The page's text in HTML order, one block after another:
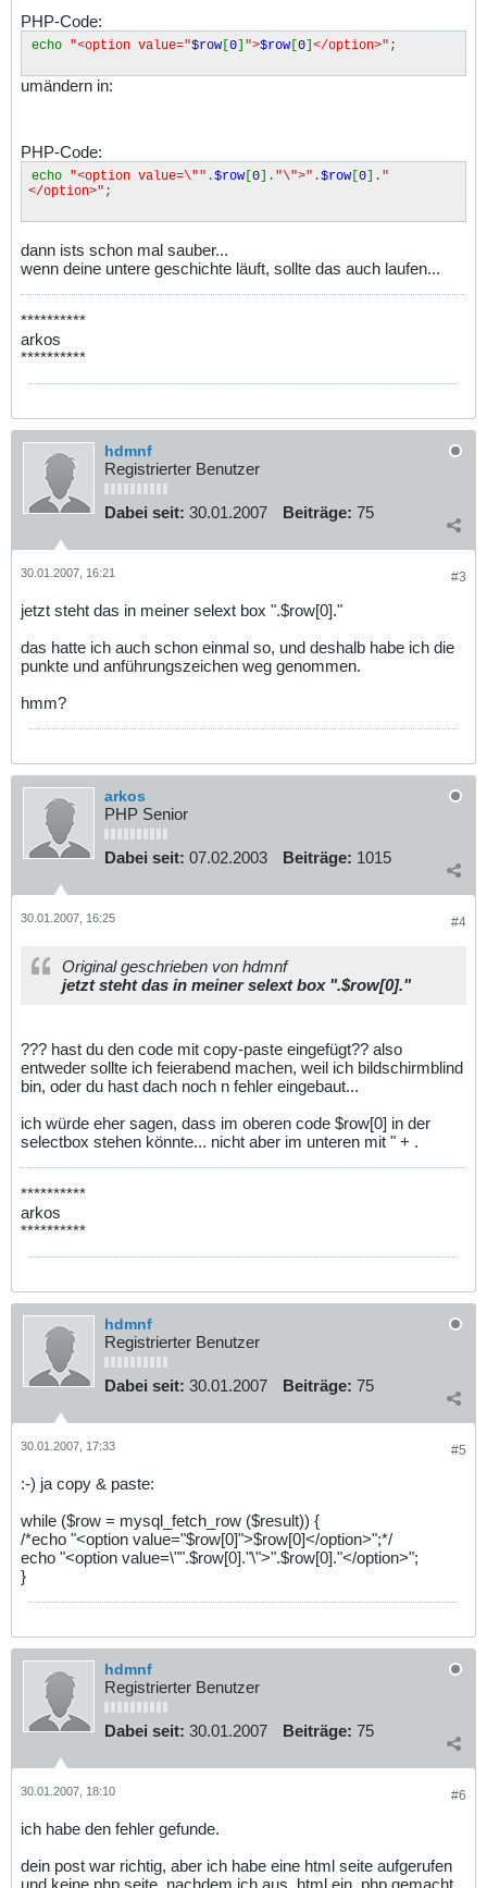
PHP-Code:
echo "<option value="$row [0] ">$row [0] </option>" ;
umändern in:
PHP-Code:
echo "<option value=\"" .$row [0]. "\">" .$row [0]. "
</option>" ;
dann ists schon mal sauber...
wenn deine untere geschichte läuft, sollte das auch laufen...
**********
arkos
**********
hdmnf
Registrierter Benutzer
Dabei seit: 30.01.2007 Beiträge: 75
#3
30.01.2007, 16:21
jetzt steht das in meiner selext box ".$row[0]."
das hatte ich auch schon einmal so, und deshalb habe ich die
punkte und anführungszeichen weg genommen.
hmm?
arkos
PHP Senior
Dabei seit: 07.02.2003 Beiträge: 1015
#4
30.01.2007, 16:25
Original geschrieben von hdmnf
jetzt steht das in meiner selext box ".$row[0]."
??? hast du den code mit copy-paste eingefügt?? also
entweder sollte ich feierabend machen, weil ich bildschirmblind
bin, oder du hast dach noch n fehler eingebaut...
ich würde eher sagen, dass im oberen code $row[0] in der
selectbox stehen könnte... nicht aber im unteren mit " + .
**********
arkos
**********
hdmnf
Registrierter Benutzer
Dabei seit: 30.01.2007 Beiträge: 75
#5
30.01.2007, 17:33
:-) ja copy & paste:
while ($row = mysql_fetch_row ($result)) {
/*echo "<option value="$row[0]">$row[0]</option>";*/
echo "<option value=\"".$row[0]."\">".$row[0]."</option>";
}
hdmnf
Registrierter Benutzer
Dabei seit: 30.01.2007 Beiträge: 75
#6
30.01.2007, 18:10
ich habe den fehler gefunde.
dein post war richtig, aber ich habe eine html seite aufgerufen
und keine php seite, nachdem ich aus .html ein .php gemacht